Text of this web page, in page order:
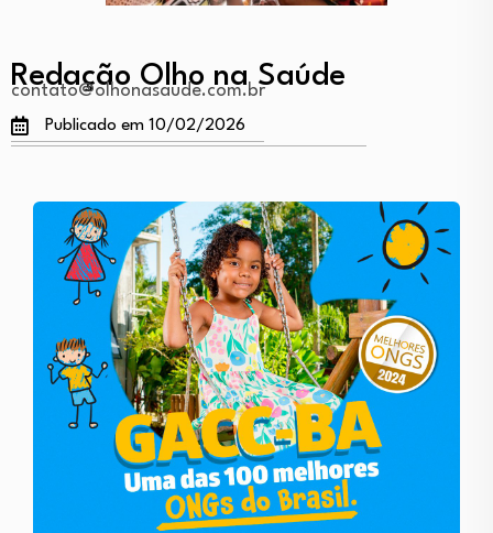
Redação Olho na Saúde
contato@olhonasaude.com.br
Publicado em 10/02/2026